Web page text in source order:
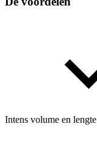
Intens volume en lengte